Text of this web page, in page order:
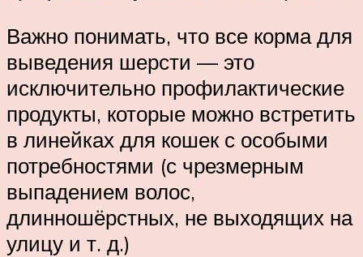
Важно понимать, что все корма для
выведения шерсти — это
исключительно профилактические
продукты, которые можно встретить
в линейках для кошек с особыми
потребностями (с чрезмерным
выпадением волос,
длинношёрстных, не выходящих на
улицу и т. д.)